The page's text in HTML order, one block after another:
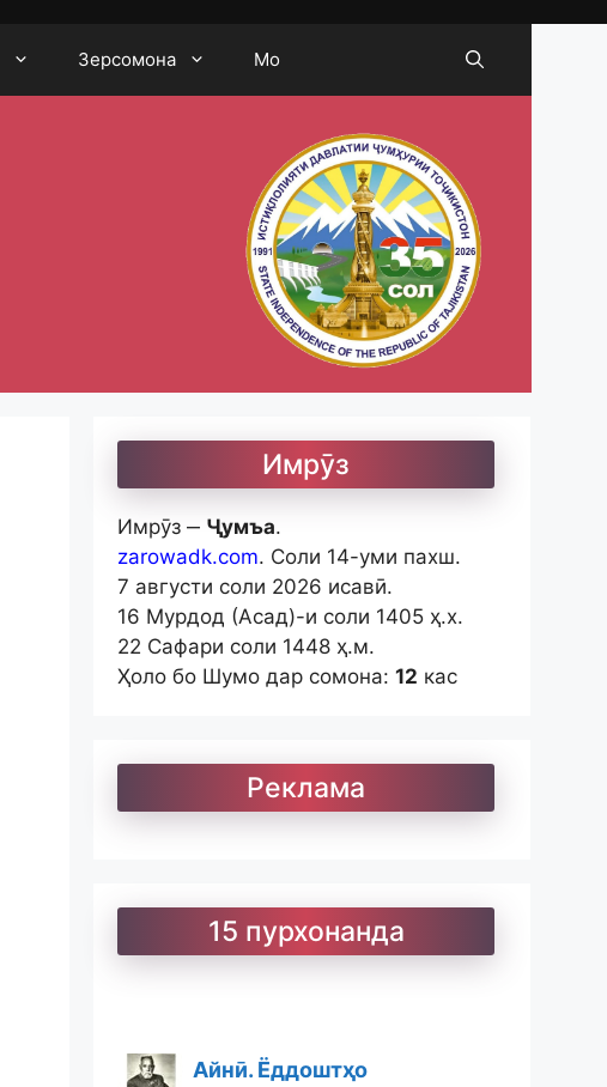
Зерсомона Мо
Имрӯз
Имрӯз ‒ Ҷумъа.
zarowadk.com. Соли 14-уми пахш.
7 августи соли 2026 исавӣ.
16 Мурдод (Асад)-и соли 1405 ҳ.х.
22 Сафари соли 1448 ҳ.м.
Ҳоло бо Шумо дар сомона:12 кас
Реклама
15 пурхонанда